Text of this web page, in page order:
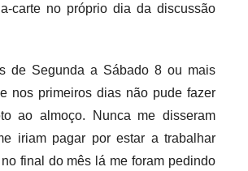
carte no próprio dia da discussão
de Segunda a Sábado 8 ou mais
nos primeiros dias não pude fazer
ao almoço. Nunca me disseram
iriam pagar por estar a trabalhar
final do mês lá me foram pedindo